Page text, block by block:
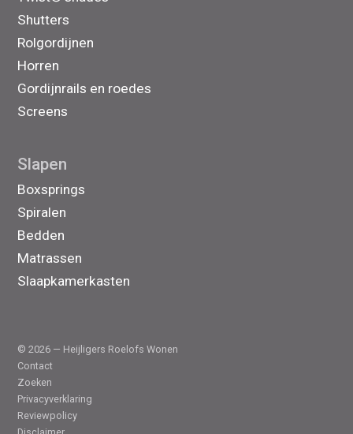
Shutters
Rolgordijnen
Horren
Gordijnrails en roedes
Screens
Slapen
Boxsprings
Spiralen
Bedden
Matrassen
Slaapkamerkasten
© 2026 — Heijligers Roelofs Wonen
Contact
Zoeken
Privacyverklaring
Reviewpolicy